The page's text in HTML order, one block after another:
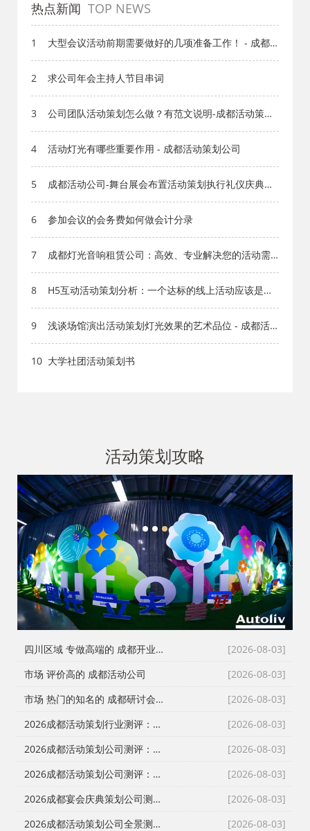
热点新闻 TOP NEWS
1
大型会议活动前期需要做好的几项准备工作！ - 成都
2
求公司年会主持人节目串词
3
公司团队活动策划怎么做？有范文说明-成都活动策划
4
活动灯光有哪些重要作用 - 成都活动策划公司
5
成都活动公司-舞台展会布置活动策划执行礼仪庆典设
6
参加会议的会务费如何做会计分录
7
成都灯光音响租赁公司：高效、专业解决您的活动需
8
H5互动活动策划分析：一个达标的线上活动应该是什
9
浅谈场馆演出活动策划灯光效果的艺术品位 - 成都活
10 大学社团活动策划书
活动策划攻略
1 2 3
[2026-08-03]
四川区域 专做高端的 成都开业仪式策划
[2026-08-03]
市场 评价高的 成都活动公司
[2026-08-03]
市场 热门的知名的 成都研讨会策划公司
[2026-08-03]
2026成都活动策划行业测评：从舞台搭建到演艺执行，谁是川内政企首选？
[2026-08-03]
2026成都活动策划公司测评：从发布会到展厅搭建，本土自营服务商为何成政企首选？
[2026-08-03]
2026成都活动策划公司测评：从舞台搭建到全案执行，政企采购如何避坑选对服务商？
[2026-08-03]
2026成都宴会庆典策划公司测评：一站式落地哪家强？本土自营成政企采购首选
[2026-08-03]
2026成都活动策划公司全景测评：从报价透明到落地交付，谁是川内政企首选？